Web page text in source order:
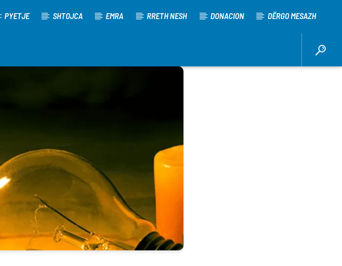
PYETJE SHTOJCA EMRA RRETH NESH DONACION DËRGO MESAZH